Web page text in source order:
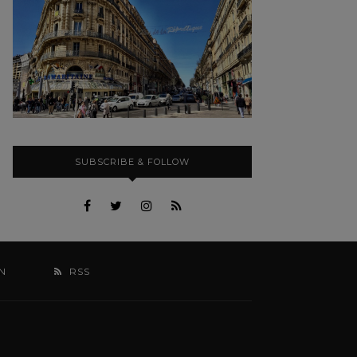
SUBSCRIBE & FOLLOW
RSS